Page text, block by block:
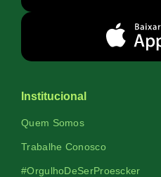
Institucional
Quem Somos
Trabalhe Conosco
#OrgulhoDeSerProescker